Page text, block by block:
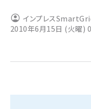
新井宏征 (286)
インプレス
2010年6月15日 (火曜)